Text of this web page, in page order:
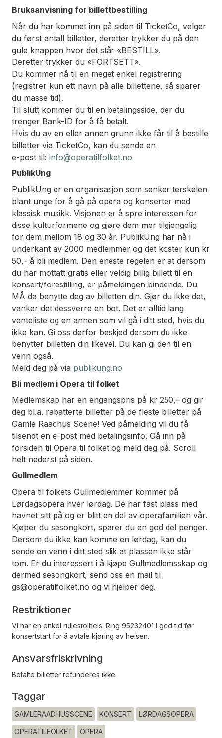
Bruksanvisning for billettbestilling
Når du har kommet inn på siden til TicketCo, velger
du først antall billetter, deretter trykker du på den
gule knappen hvor det står «BESTILL».
Deretter trykker du «FORTSETT».
Du kommer nå til en meget enkel registrering
(registrer kun ett navn på alle billettene, så sparer
du masse tid).
Til slutt kommer du til en betalingsside, der du
trenger Bank-ID for å få betalt.
Hvis du av en eller annen grunn ikke får til å bestille
billetter via TicketCo, kan du sende en
e-post til: info@operatilfolket.no
PublikUng
PublikUng er en organisasjon som senker terskelen
blant unge for å gå på opera og konserter med
klassisk musikk. Visjonen er å spre interessen for
disse kulturformene og gjøre dem mer tilgjengelig
for dem mellom 18 og 30 år. PublikUng har nå i
underkant av 2000 medlemmer og det koster kun kr
50,- å bli medlem. Den eneste regelen er at dersom
du har mottatt gratis eller veldig billig billett til en
konsert/forestilling, er påmeldingen bindende. Du
MÅ da benytte deg av billetten din. Gjør du ikke det,
vanker det dessverre en bot. Det er alltid lang
venteliste og en annen som vil gå i ditt sted, hvis du
ikke kan. Gi oss derfor beskjed dersom du ikke
benytter billetten din likevel. Du kan gi den til en
venn også.
Meld deg på via publikung.no
Bli medlem i Opera til folket
Medlemskap har en engangspris på kr 250,- og gir
deg bl.a. rabatterte billetter på de fleste billetter på
Gamle Raadhus Scene! Ved påmelding vil du få
tilsendt en e-post med betalingsinfo. Gå inn på
forsiden til Opera til folket og meld deg på. Scroll
helt nederst på siden.
Gullmedlem
Opera til folkets Gullmedlemmer kommer på
Lørdagsopera hver lørdag. De har fast plass med
navnet sitt på og er blitt en del av operafamilien vår.
Kjøper du sesongkort, sparer du en god del penger.
Dersom du ikke kan komme en lørdag, kan du
sende en venn i ditt sted slik at plassen ikke står
tom. Er du interessert i å kjøpe Gullmedlemsskap og
dermed sesongkort, send oss en mail til
gs@operatilfolket.no og vi hjelper deg.
Restriktioner
Vi har en enkel rullestolheis. Ring 95232401 i god tid før
konsertstart for å avtale kjøring av heisen.
Ansvarsfriskrivning
Betalte billetter refunderes ikke.
Taggar
GAMLERAADHUSSCENE KONSERT LØRDAGSOPERA
OPERATILFOLKET OPERA